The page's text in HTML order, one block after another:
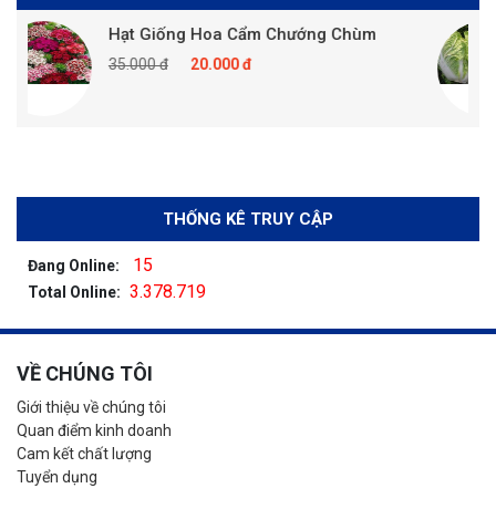
Hạt Giống Hoa Cẩm Chướng Chùm
35.000 đ 20.000 đ
THỐNG KÊ TRUY CẬP
Đang Online: 15
Total Online: 3.378.719
VỀ CHÚNG TÔI
Giới thiệu về chúng tôi
Quan điểm kinh doanh
Cam kết chất lượng
Tuyển dụng